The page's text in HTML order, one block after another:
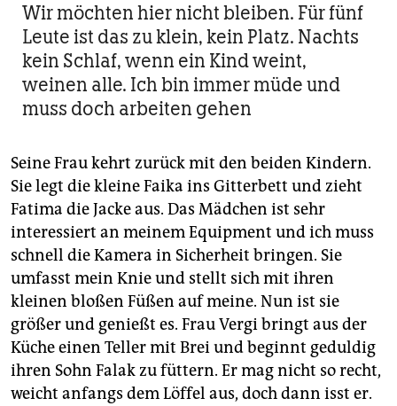
Wir möchten hier nicht bleiben. Für fünf
Leute ist das zu klein, kein Platz. Nachts
kein Schlaf, wenn ein Kind weint,
weinen alle. Ich bin immer müde und
muss doch arbeiten gehen
Seine Frau kehrt zurück mit den beiden Kindern.
Sie legt die kleine Faika ins Gitterbett und zieht
Fatima die Jacke aus. Das Mädchen ist sehr
interessiert an meinem Equipment und ich muss
schnell die Kamera in Sicherheit bringen. Sie
umfasst mein Knie und stellt sich mit ihren
kleinen bloßen Füßen auf meine. Nun ist sie
größer und genießt es. Frau Vergi bringt aus der
Küche einen Teller mit Brei und beginnt geduldig
ihren Sohn Falak zu füttern. Er mag nicht so recht,
weicht anfangs dem Löffel aus, doch dann isst er.